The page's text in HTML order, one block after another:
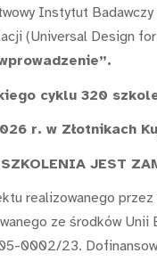
Instytut
(Universal Design
cyklu 320
r. w Złotnikach
JEST
realizowanego
ze środków
0002/23.